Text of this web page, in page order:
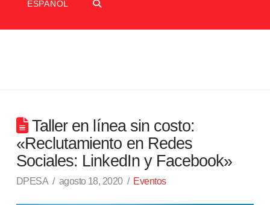
ESPAÑOL
Taller en línea sin costo:
«Reclutamiento en Redes
Sociales: LinkedIn y Facebook»
DPESA agosto 18, 2020 Eventos